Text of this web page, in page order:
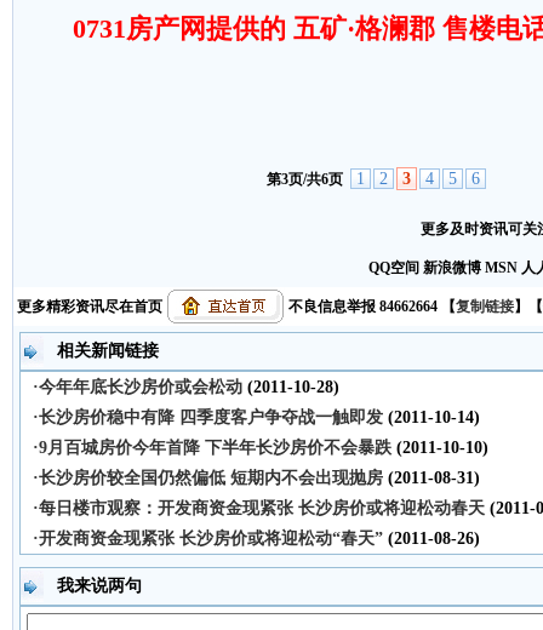
0731房产网提供的 五矿·格澜郡 售楼电
第3页/共6页 1 2 3 4 5 6
更多及时资讯可关
QQ空间 新浪微博 MSN 人
更多精彩资讯尽在首页 不良信息举报 84662664 【复制链接】【
相关新闻链接
·今年年底长沙房价或会松动 (2011-10-28)
·长沙房价稳中有降 四季度客户争夺战一触即发 (2011-10-14)
·9月百城房价今年首降 下半年长沙房价不会暴跌 (2011-10-10)
·长沙房价较全国仍然偏低 短期内不会出现抛房 (2011-08-31)
·每日楼市观察：开发商资金现紧张 长沙房价或将迎松动春天 (2011-
·开发商资金现紧张 长沙房价或将迎松动“春天” (2011-08-26)
我来说两句